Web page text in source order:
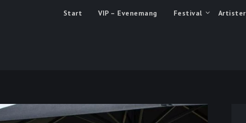
Peace & Love – Festivalen
Start VIP – Evenemang Festival Artister